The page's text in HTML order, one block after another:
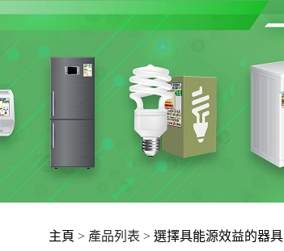
主頁 > 產品列表 > 選擇具能源效益的器具